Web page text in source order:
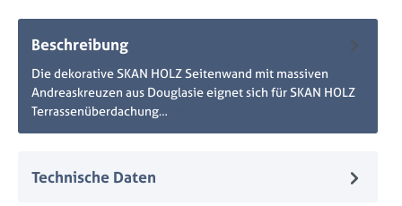
Beschreibung
Die dekorative SKAN HOLZ Seitenwand mit massiven
Andreaskreuzen aus Douglasie eignet sich für SKAN HOLZ
Terrassenüberdachung…
Technische Daten